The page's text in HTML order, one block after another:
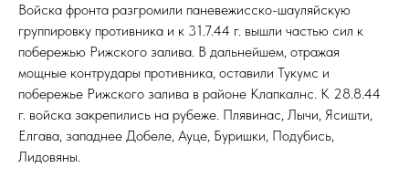
Войска фронта разгромили паневежисско-шауляйскую
группировку противника и к 31.7.44 г. вышли частью сил к
побережью Рижского залива. В дальнейшем, отражая
мощные контрудары противника, оставили Тукумс и
побережье Рижского залива в районе Клапкалнс. К 28.8.44
г. войска закрепились на рубеже. Плявинас, Лычи, Ясишти,
Елгава, западнее Добеле, Ауце, Буришки, Подубись,
Лидовяны.